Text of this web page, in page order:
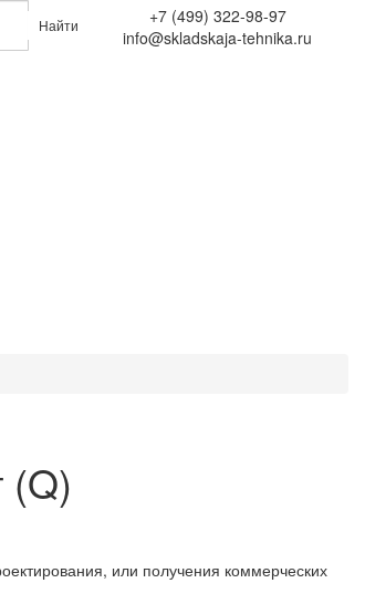
Найти
+7 (499) 322-98-97
info@skladskaja-tehnika.ru
(Q)
или получения коммерческих